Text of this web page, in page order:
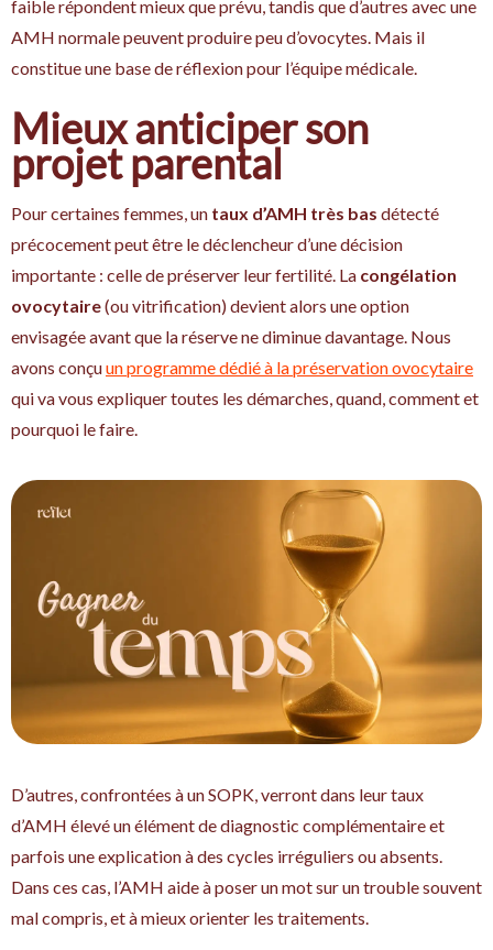
faible répondent mieux que prévu, tandis que d’autres avec une
AMH normale peuvent produire peu d’ovocytes. Mais il
constitue une base de réflexion pour l’équipe médicale.
Mieux anticiper son
projet parental
Pour certaines femmes, un taux d’AMH très bas détecté
précocement peut être le déclencheur d’une décision
importante : celle de préserver leur fertilité. La congélation
ovocytaire(ou vitrification) devient alors une option
envisagée avant que la réserve ne diminue davantage. Nous
avons conçuun programme dédié à la préservation ovocytaire
qui va vous expliquer toutes les démarches, quand, comment et
pourquoi le faire.
D’autres, confrontées à un SOPK, verront dans leur taux
d’AMH élevé un élément de diagnostic complémentaire et
parfois une explication à des cycles irréguliers ou absents.
Dans ces cas, l’AMH aide à poser un mot sur un trouble souvent
mal compris, et à mieux orienter les traitements.